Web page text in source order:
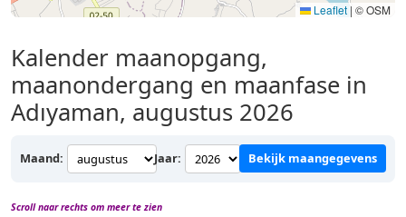
Leaflet | © OSM
Kalender maanopgang,
maanondergang en maanfase in
Adıyaman, augustus 2026
Maand: Jaar: Bekijk maangegevens
Scroll naar rechts om meer te zien